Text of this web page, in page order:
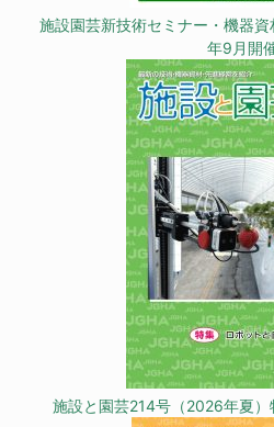
施設園芸新技術セミナー・機器
年9月開
施設と園芸214号（2026年夏